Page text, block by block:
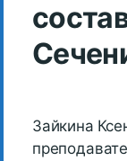
Зайкина